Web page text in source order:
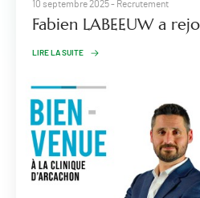
10 septembre 2025- Recrutement
Fabien LABEEUW a
LIRE LA SUITE